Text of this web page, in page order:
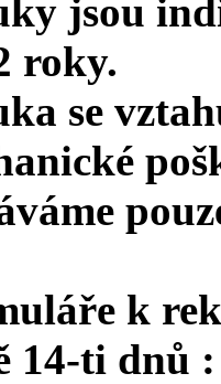
jsou
roky.
se
k
14-ti dnů :